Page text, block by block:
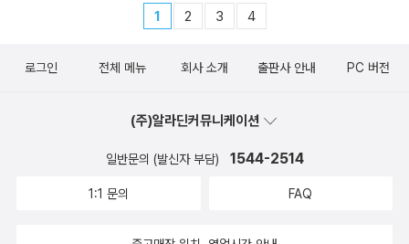
1 2 3 4
로그인 전체 메뉴 회사 소개 출판사 안내 PC 버전
(주)알라딘커뮤니케이션
일반문의 (발신자 부담) 1544-2514
1:1 문의 FAQ